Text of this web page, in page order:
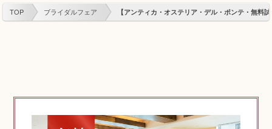
衣裳
特典
TOP ブライダルフェア 【アンティカ・オステリア・デル・ポンテ・無